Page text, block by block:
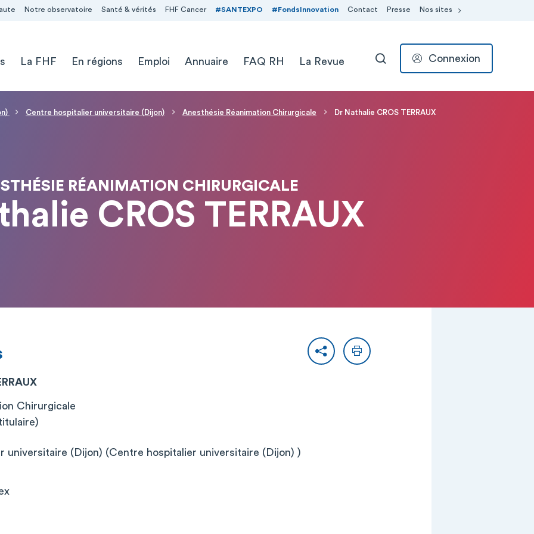
Notre observatoire Santé & vérités FHF Cancer #SANTEXPO #FondsInnovation Contact Presse Nos sites
La FHF En régions Emploi Annuaire FAQ RH La Revue RECHERCHER
Connexion
Centre hospitalier universitaire (Dijon) Anesthésie Réanimation Chirurgicale Dr Nathalie CROS TERRAUX
RÉANIMATION CHIRURGICALE
CROS TERRAUX
PartagerImprimer
Chirurgicale
universitaire (Dijon) (Centre hospitalier universitaire (Dijon) )